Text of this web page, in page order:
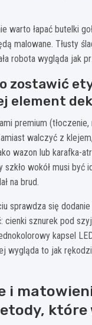
warto łapać butelki
malowane. Tłusty
robota wygląda jak
zostawić
element
premium
walczyć z
wazon lub karafka-
szkło wokół musi być
na brud.
sprawdza się
cienki sznurek pod
kapsel
wygląda to jak
i
które